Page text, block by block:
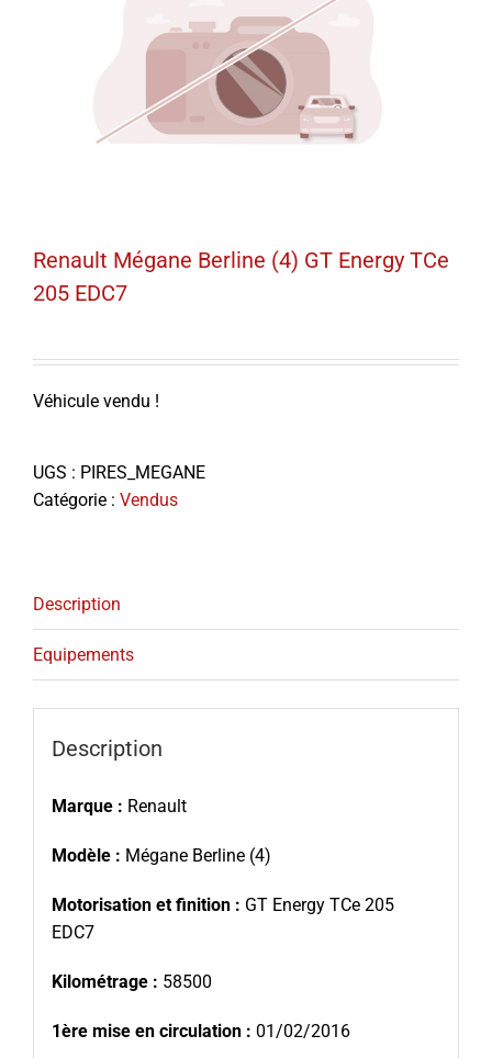
Renault Mégane Berline (4) GT Energy TCe
205 EDC7
Véhicule vendu !
UGS : PIRES_MEGANE
Catégorie : Vendus
Description
Equipements
Description
Marque : Renault
Modèle : Mégane Berline (4)
Motorisation et finition : GT Energy TCe 205
EDC7
Kilométrage : 58500
1ère mise en circulation : 01/02/2016